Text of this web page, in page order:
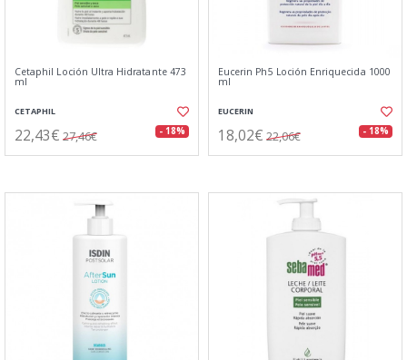
Cetaphil Loción Ultra Hidratante 473
ml
CETAPHIL
22,43€ 27,46€ - 18%
Eucerin Ph5 Loción Enriquecida 1000
ml
EUCERIN
18,02€ 22,06€ - 18%